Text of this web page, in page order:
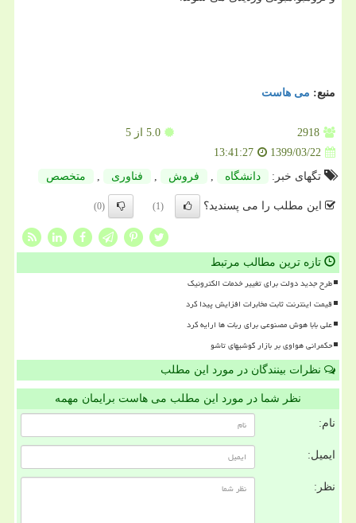
منبع: می هاست
2918
5.0 از 5
1399/03/22
13:41:27
تگهای خبر:
دانشگاه , فروش , فناوری , متخصص
این مطلب را می پسندید؟ (1)
(0)
تازه ترین مطالب مرتبط
طرح جدید دولت برای تغییر خدمات الکترونیک
قیمت اینترنت ثابت مخابرات افزایش پیدا کرد
علی بابا هوش مصنوعی برای ربات ها ارایه کرد
حکمرانی هواوی بر بازار گوشیهای تاشو
نظرات بینندگان در مورد این مطلب
نظر شما در مورد این مطلب می هاست برایمان مهمه
نام:
ایمیل:
نظر: